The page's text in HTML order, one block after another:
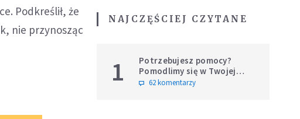
Podkreślił, że
nie przynosząc
NAJCZĘŚCIEJ CZYTANE
1
Potrzebujesz pomocy?
Pomodlimy się w Twojej
intencji
62 komentarzy